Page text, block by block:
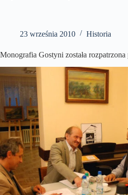
23 września 2010 Historia
Monografia Gostyni została